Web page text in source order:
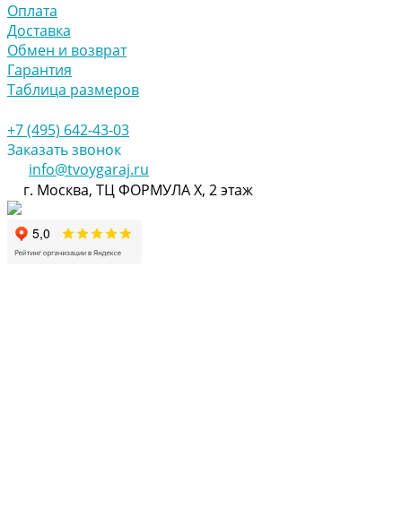
Оплата
Доставка
Обмен и возврат
Гарантия
Таблица размеров
+7 (495) 642-43-03
Заказать звонок
info@tvoygaraj.ru
г. Москва, ТЦ ФОРМУЛА Х, 2 этаж